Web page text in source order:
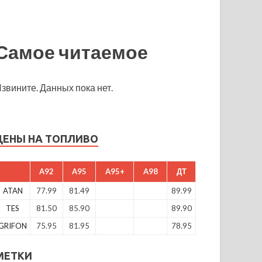
читаемое
Данных пока нет.
НА ТОПЛИВО
A92 A95 A95+ A98 ДТ
ATAN 77.99 81.49
89.99
TES
81.50 85.90
89.90
75.95 81.95 78.95